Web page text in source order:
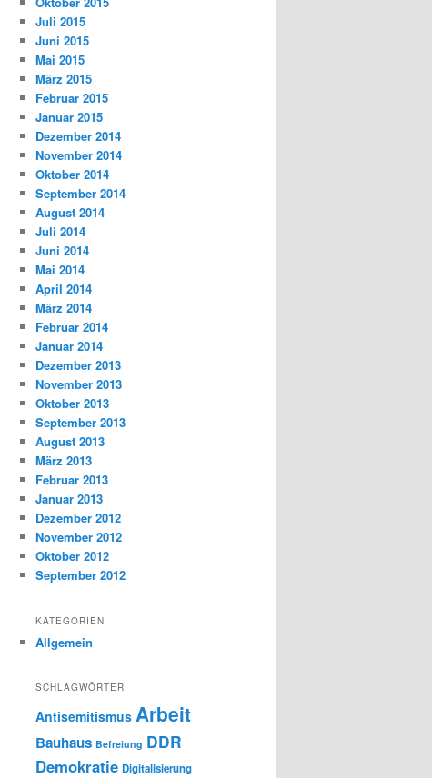
Juli 2015
Juni 2015
Mai 2015
März 2015
Februar 2015
Januar 2015
Dezember 2014
November 2014
Oktober 2014
September 2014
August 2014
Juli 2014
Juni 2014
Mai 2014
April 2014
März 2014
Februar 2014
Januar 2014
Dezember 2013
November 2013
Oktober 2013
September 2013
August 2013
März 2013
Februar 2013
Januar 2013
Dezember 2012
November 2012
Oktober 2012
September 2012
KATEGORIEN
Allgemein
SCHLAGWÖRTER
Antisemitismus Arbeit
Bauhaus Befreiung DDR
Demokratie Digitalisierung